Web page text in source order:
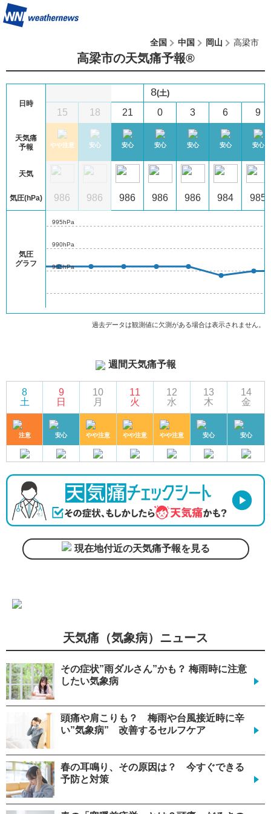
全国 中国 岡山 高梁市
高梁市の天気痛予報®︎
日時
天気痛
予報
天気
気圧(hPa)
気圧
グラフ
安心
986
15
やや注意
986
18
安心
986
21
安心
986
8(土)
0
安心
986
3
安心
986
6
安心
984
9
安心
985
985hPa
990hPa
995hPa
過去データは観測値に欠測がある場合は表示されません。
週間天気痛予報
8
土
注意
9
日
安心
10
月
やや注意
11
火
やや注意
12
水
やや注意
13
木
安心
14
金
安心
現在地付近の天気痛予報を見る
天気痛（気象病）ニュース
その症状”雨ダルさん”かも？ 梅雨時に注意
したい気象病
頭痛や肩こりも？ 梅雨や台風接近時に辛
い”気象病” 改善するセルフケア
春の耳鳴り、その原因は？ 今すぐできる
予防と対策